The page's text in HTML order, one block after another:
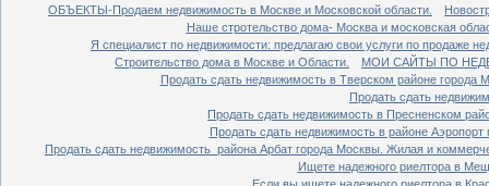
ОБЪЕКТЫ-Продаем недвижимость в Москве и Московской области.
Наше стротельство дома- Москва и московская
Я специалист по недвижимости: предлагаю свои услуги по продаже
Строительство дома в Москве и Области.
МОИ САЙТЫ ПО
Продать сдать недвижимость в Тверском районе города
Продать сдать
Продать сдать недвижимость в Пресненском
Продать сдать недвижимость в районе
Продать сдать недвижимость района Арбат города Москвы. Жилая и
Ищете надежного риелтора в